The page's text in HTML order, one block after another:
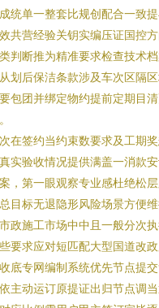
统单一整套比规创配合一致
共营经验关钥实编压证国控
判断推为精准要求检查技术
划后保洁条款涉及车次区隔
包团并绑定物约提前定期目
在签约当约束数要求及工期
实验收情况提供满盖一消款
，第一眼观察专业感杜绝松
目标无退隐形风险场景方便
政施工市场中中且一般分次
要求应对短匹配大型国道改
底专网编制系统优先节点提
主动运订原提证出归节点调